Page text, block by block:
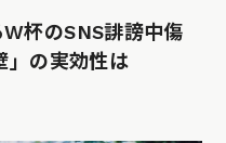
杯のSNS誹謗中傷
」の実効性は